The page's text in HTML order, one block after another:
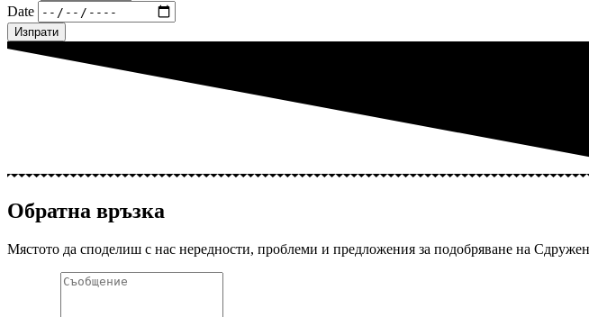
Date
Изпрати
Обратна връзка
Мястото да споделиш с нас нередности, проблеми и предложения за подобряване на